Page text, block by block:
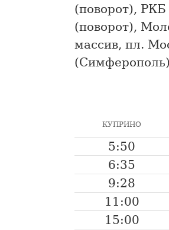
(поворот),
(поворот),
массив, пл.
КУПРИНО
5:50
6:35
9:28
11:00
15:00